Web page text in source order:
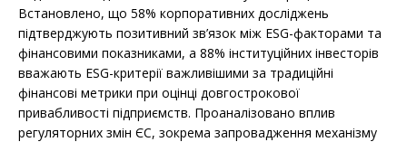
Встановлено, що 58% корпоративних досліджень
підтверджують позитивний зв’язок між ESG-факторами та
фінансовими показниками, а 88% інституційних інвесторів
вважають ESG-критерії важливішими за традиційні
фінансові метрики при оцінці довгострокової
привабливості підприємств. Проаналізовано вплив
регуляторних змін ЄС, зокрема запровадження механізму